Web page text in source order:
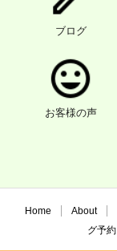
ブログ
お客様の声
Home About
グ予約